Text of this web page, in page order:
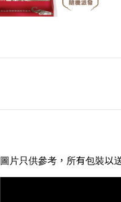
圖片只供參考，所有包裝以